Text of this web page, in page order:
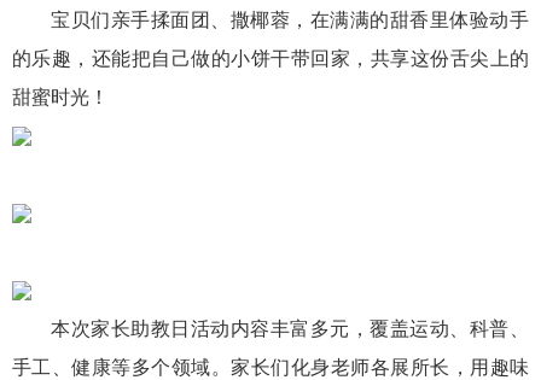
宝贝们亲手揉面团、撒椰蓉，在满满的甜香里体验动手
的乐趣，还能把自己做的小饼干带回家，共享这份舌尖上的
甜蜜时光！
本次家长助教日活动内容丰富多元，覆盖运动、科普、
手工、健康等多个领域。家长们化身老师各展所长，用趣味